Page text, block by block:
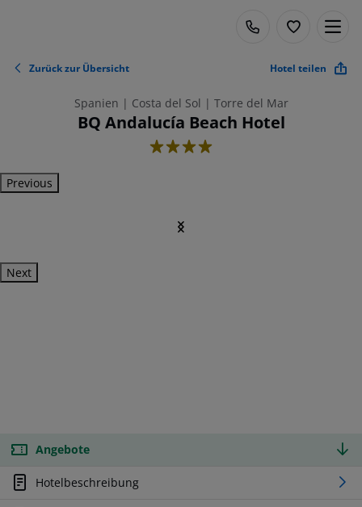
Zurück zur Übersicht Hotel teilen
Spanien | Costa del Sol | Torre del Mar
BQ Andalucía Beach Hotel
4
Previous
Next
Angebote
Hotelbeschreibung